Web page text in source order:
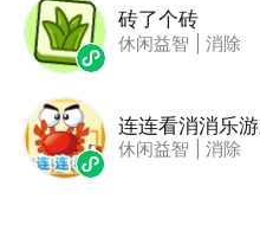
砖了个砖
休闲益智 消除
连连看消消乐
休闲益智 消除